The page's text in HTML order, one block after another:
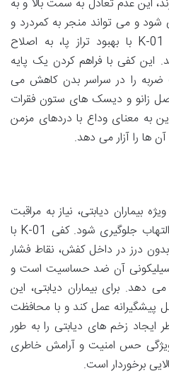
این عدم تعادل به سمت بالا و به
شود و می تواند منجر به کمردرد و
زانودرد شود. کفی طبی تینور K-01 با بهبود تراز پا، به اصلاح
کفی با فراهم کردن یک پایه
ضربه را در سراسر بدن کاهش می
زانو و دیسک های ستون فقرات
به معنای وداع با دردهای مزمن
ها را آزار می دهد.
بیماران دیابتی، نیاز به مراقبت
ویژه ای دارند تا از بروز زخم و التهاب جلوگیری شود. کفی K-01 با
درز در داخل کفش، نقاط فشار
آن ضد حساسیت است و
برای بیماران دیابتی، این
پیشگیرانه عمل کند و با محافظت
ایجاد زخم های دیابتی را به طور
حس امنیت و آرامش خاطری
برخوردار است.